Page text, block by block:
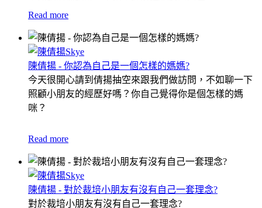
Read more
陳倩揚 - 你認為自己是一個怎樣的媽媽?
今天很開心請到倩揚抽空來跟我們做訪問，不如聊一下
照顧小朋友的經歷好嗎？ 你自己覺得你是個怎樣的媽
咪？
Read more
陳倩揚 - 對於裁培小朋友有沒有自己一套理念?
對於裁培小朋友有沒有自己一套理念?